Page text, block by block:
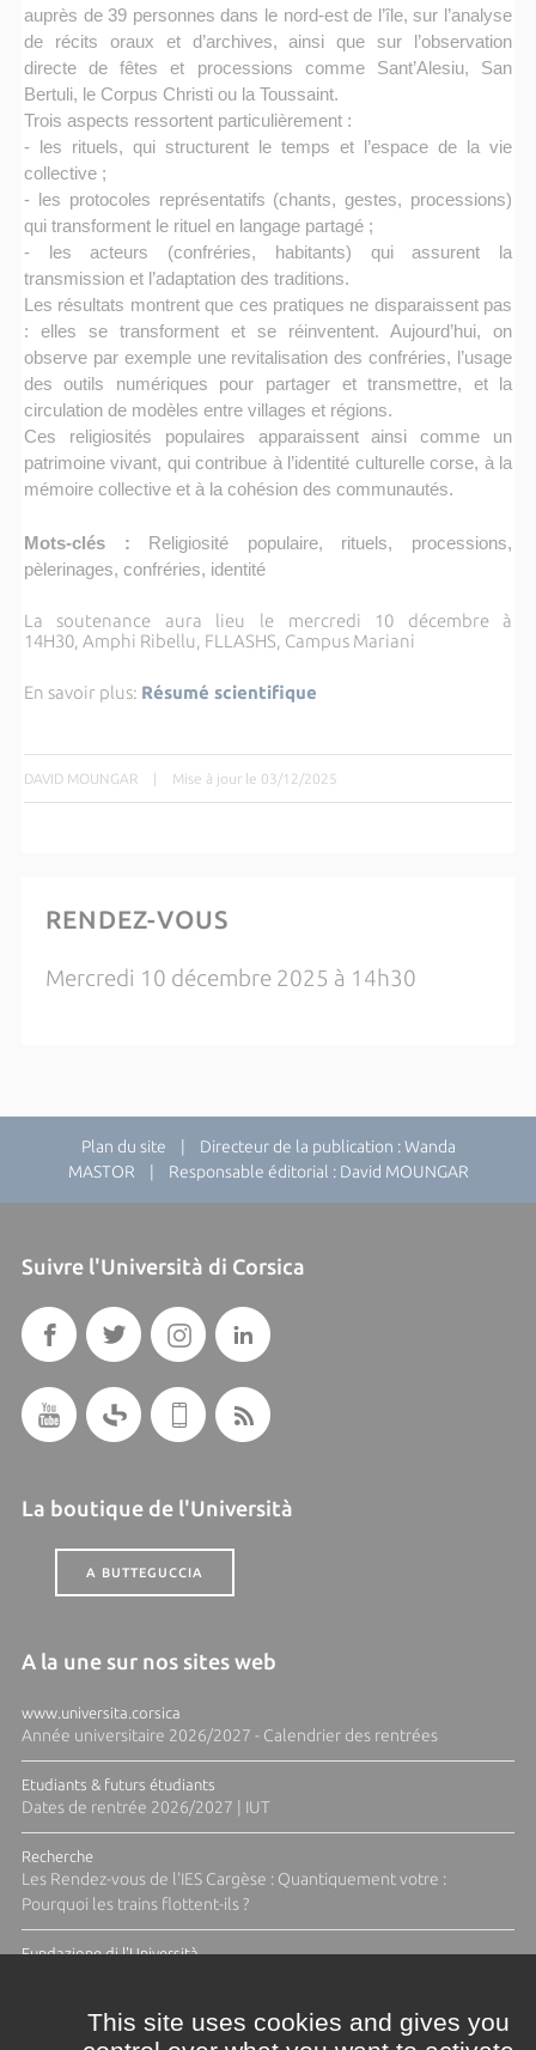
auprès de 39 personnes dans le nord-est de l’île, sur l’analyse
de récits oraux et d’archives, ainsi que sur l’observation
directe de fêtes et processions comme Sant’Alesiu, San
Bertuli, le Corpus Christi ou la Toussaint.
Trois aspects ressortent particulièrement :
- les rituels, qui structurent le temps et l’espace de la vie
collective ;
- les protocoles représentatifs (chants, gestes, processions)
qui transforment le rituel en langage partagé ;
- les acteurs (confréries, habitants) qui assurent la
transmission et l’adaptation des traditions.
Les résultats montrent que ces pratiques ne disparaissent pas
: elles se transforment et se réinventent. Aujourd’hui, on
observe par exemple une revitalisation des confréries, l’usage
des outils numériques pour partager et transmettre, et la
circulation de modèles entre villages et régions.
Ces religiosités populaires apparaissent ainsi comme un
patrimoine vivant, qui contribue à l’identité culturelle corse, à la
mémoire collective et à la cohésion des communautés.
Mots-clés : Religiosité populaire, rituels, processions,
pèlerinages, confréries, identité
La soutenance aura lieu le mercredi 10 décembre à
14H30, Amphi Ribellu, FLLASHS, Campus Mariani
En savoir plus: Résumé scientifique
DAVID MOUNGAR | Mise à jour le 03/12/2025
RENDEZ-VOUS
Mercredi 10 décembre 2025 à 14h30
Plan du site | Directeur de la publication : Wanda
MASTOR | Responsable éditorial : David MOUNGAR
Suivre l'Università di Corsica
La boutique de l'Università
A BUTTEGUCCIA
A la une sur nos sites web
www.universita.corsica
Année universitaire 2026/2027 - Calendrier des rentrées
Etudiants & futurs étudiants
Dates de rentrée 2026/2027 | IUT
Recherche
Les Rendez-vous de l'IES Cargèse : Quantiquement votre :
Pourquoi les trains flottent-ils ?
Fundazione di l'Università
This site uses cookies and gives you